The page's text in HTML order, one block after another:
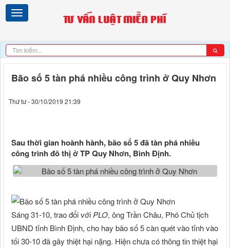
Bão số 5 tàn phá nhiều công trình ở Quy Nhơn
Thứ tư - 30/10/2019 21:39
Sau thời gian hoành hành, bão số 5 đã tàn phá nhiều
công trình đô thị ở TP Quy Nhơn, Bình Định.
Sáng 31-10, trao đổi với PLO, ông Trần Châu, Phó Chủ tịch
UBND tỉnh Bình Định, cho hay bão số 5 càn quét vào tỉnh vào
tối 30-10 đã gây thiệt hại nặng. Hiện chưa có thông tin thiệt hại